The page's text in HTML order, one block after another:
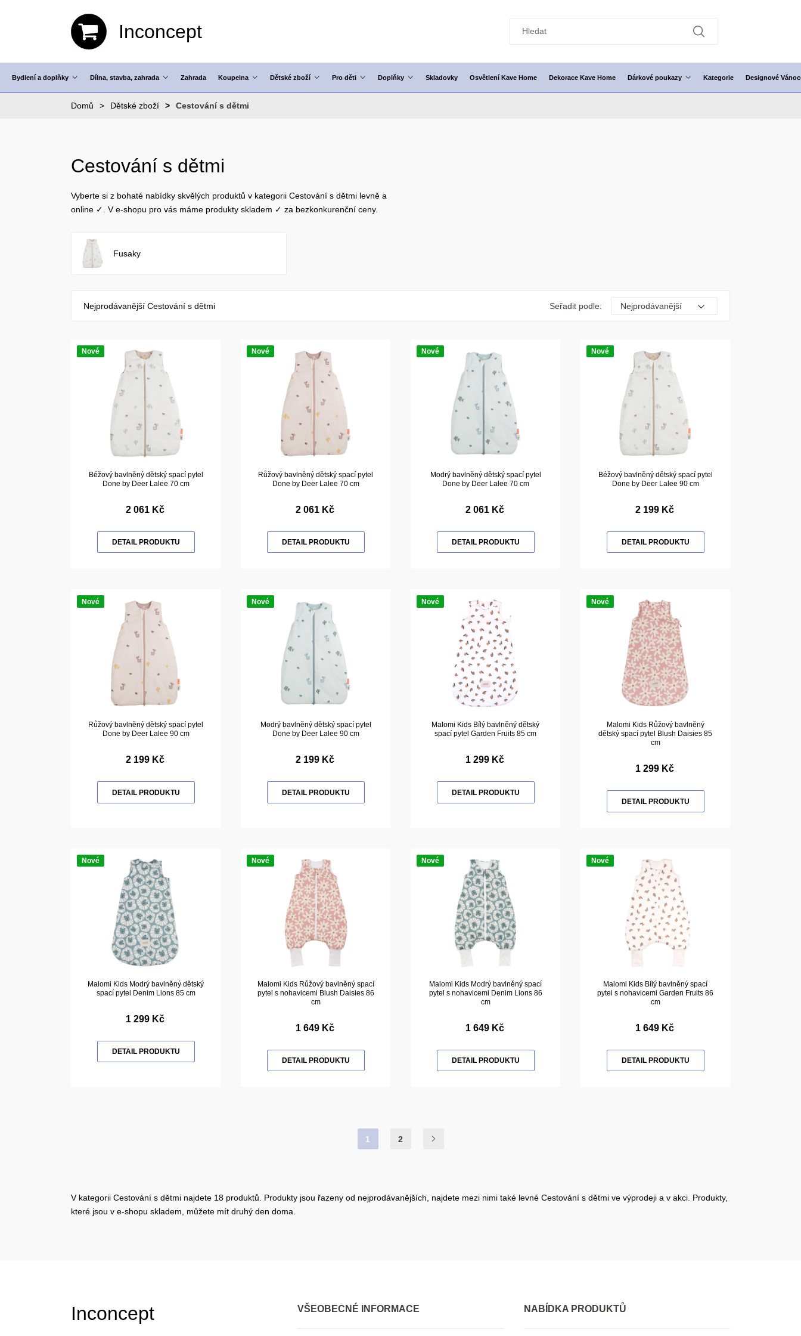
Inconcept
Bydlení a doplňky Dílna, stavba, zahrada Zahrada Koupelna Dětské zboží Pro děti Doplňky Skladovky Osvětlení Kave Home Dekorace Kave Home Dárkové poukazy Kategorie Designové
Domů Dětské zboží Cestování s dětmi
Cestování s dětmi
Vyberte si z bohaté nabídky skvělých produktů v kategorii Cestování s dětmi levně a
online ✓. V e-shopu pro vás máme produkty skladem ✓ za bezkonkurenční ceny.
Fusaky
Nejprodávanější Cestování s dětmi Seřadit podle:
Nové
Béžový bavlněný dětský spací pytel
Done by Deer Lalee 70 cm
2 061 Kč
DETAIL PRODUKTU
Nové
Růžový bavlněný dětský spací pytel
Done by Deer Lalee 70 cm
2 061 Kč
DETAIL PRODUKTU
Nové
Modrý bavlněný dětský spací pytel
Done by Deer Lalee 70 cm
2 061 Kč
DETAIL PRODUKTU
Nové
Béžový bavlněný dětský spací pytel
Done by Deer Lalee 90 cm
2 199 Kč
DETAIL PRODUKTU
Nové
Růžový bavlněný dětský spací pytel
Done by Deer Lalee 90 cm
2 199 Kč
DETAIL PRODUKTU
Nové
Modrý bavlněný dětský spací pytel
Done by Deer Lalee 90 cm
2 199 Kč
DETAIL PRODUKTU
Nové
Malomi Kids Bílý bavlněný dětský
spací pytel Garden Fruits 85 cm
1 299 Kč
DETAIL PRODUKTU
Nové
Malomi Kids Růžový bavlněný
dětský spací pytel Blush Daisies 85
cm
1 299 Kč
DETAIL PRODUKTU
Nové
Malomi Kids Modrý bavlněný dětský
spací pytel Denim Lions 85 cm
1 299 Kč
DETAIL PRODUKTU
Nové
Malomi Kids Růžový bavlněný spací
pytel s nohavicemi Blush Daisies 86
cm
1 649 Kč
DETAIL PRODUKTU
Nové
Malomi Kids Modrý bavlněný spací
pytel s nohavicemi Denim Lions 86
cm
1 649 Kč
DETAIL PRODUKTU
Nové
Malomi Kids Bílý bavlněný spací
pytel s nohavicemi Garden Fruits 86
cm
1 649 Kč
DETAIL PRODUKTU
1 2
V kategorii Cestování s dětmi najdete 18 produktů. Produkty jsou řazeny od nejprodávanějších, najdete mezi nimi také levné Cestování s dětmi ve výprodeji a v akci. Produkty,
které jsou v e-shopu skladem, můžete mít druhý den doma.
Inconcept VŠEOBECNÉ INFORMACE NABÍDKA PRODUKTŮ